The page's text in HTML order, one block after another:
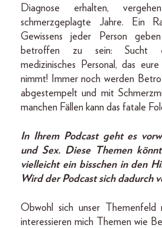
Diagnose erhalten,
schmerzgeplagte Jahre. Ein
Gewissens jeder Person
betroffen zu sein: Sucht
medizinisches Personal, das
nimmt! Immer noch werden
abgestempelt und mit
manchen Fällen kann das fatale
In Ihrem Podcast geht es
und Sex. Diese Themen
vielleicht ein bisschen in den
Wird der Podcast sich dadurch
Obwohl sich unser Themenfeld
interessieren mich Themen wie